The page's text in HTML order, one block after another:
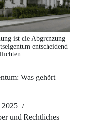
ist die Abgrenzung
entscheidend
Was gehört
2025
und Rechtliches